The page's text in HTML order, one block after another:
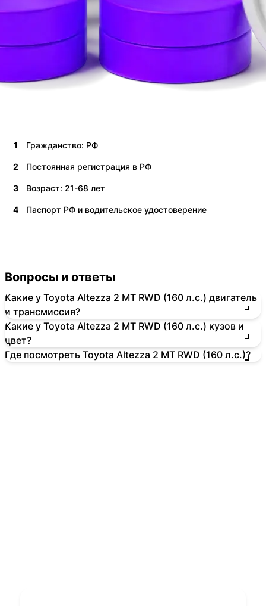
1 Гражданство: РФ
2 Постоянная регистрация в РФ
3 Возраст: 21-68 лет
4 Паспорт РФ и водительское удостоверение
Вопросы и ответы
Какие у Toyota Altezza 2 MT RWD (160 л.с.) двигатель
и трансмиссия?
Какие у Toyota Altezza 2 MT RWD (160 л.с.) кузов и
цвет?
Где посмотреть Toyota Altezza 2 MT RWD (160 л.с.)?